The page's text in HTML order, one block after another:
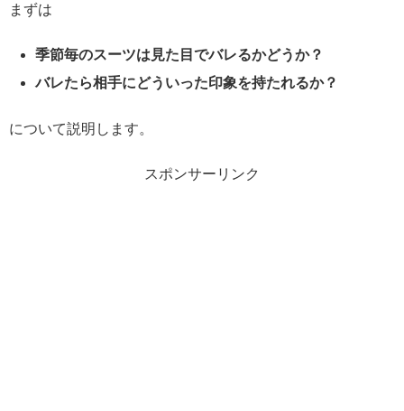
まずは
季節毎のスーツは見た目でバレるかどうか？
バレたら相手にどういった印象を持たれるか？
について説明します。
スポンサーリンク